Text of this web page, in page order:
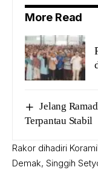
More Read
Jelang
Terpantau Stabil
Rakor dihadiri
Demak, Singgih